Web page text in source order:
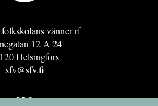
folkskolans vänner rf
12 A 24
Helsingfors
sfv@sfv.fi
GRO